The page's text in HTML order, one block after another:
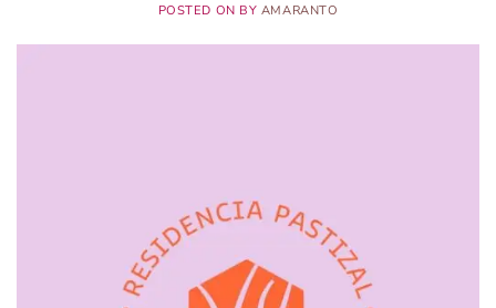
POSTED ON BY AMARANTO